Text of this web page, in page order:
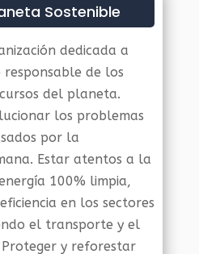
Sostenible
dedicada a
de los
del planeta.
los problemas
por la
Estar atentos a la
100% limpia,
en los sectores
el transporte y el
y reforestar